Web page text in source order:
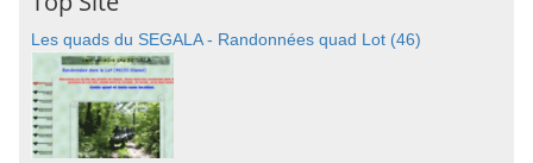
Les quads du SEGALA - Randonnées quad Lot (46)